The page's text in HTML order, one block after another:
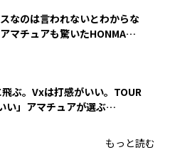
スなのは言われないとわからな
マチュアも驚いたHONMA
飛ぶ。Vxは打感がいい。TOUR
い」アマチュアが選ぶ
もっと読む